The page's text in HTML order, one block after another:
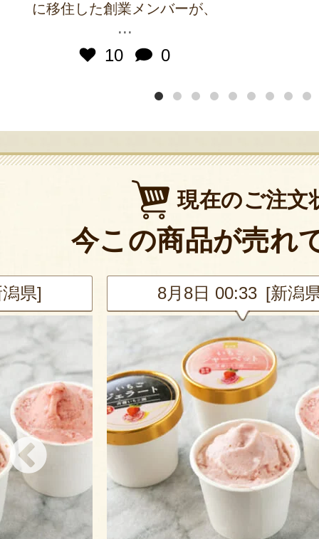
に移住した創業メンバーが、
...
10
0
現在のご注文
今この商品が売れ
県] 8月8日 00:33 [新潟